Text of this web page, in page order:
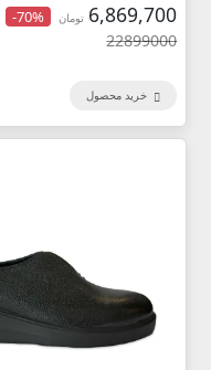
6,869,700 تومان -70%
22899000
خرید محصول